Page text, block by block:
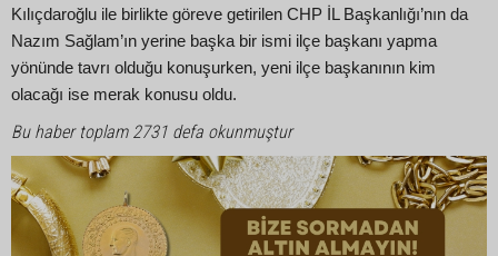
Kılıçdaroğlu ile birlikte göreve getirilen CHP İL Başkanlığı’nın da
Nazım Sağlam’ın yerine başka bir ismi ilçe başkanı yapma
yönünde tavrı olduğu konuşurken, yeni ilçe başkanının kim
olacağı ise merak konusu oldu.
Bu haber toplam 2731 defa okunmuştur